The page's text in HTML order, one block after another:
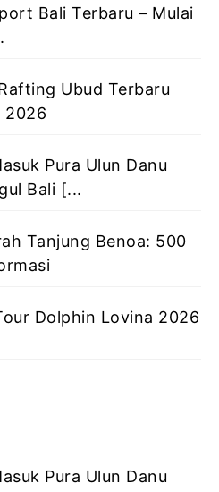
Bali Terbaru – Mulai
Ubud Terbaru
2026
Pura Ulun Danu
Bali [...
Tanjung Benoa: 500
Dolphin Lovina 2026
Pura Ulun Danu